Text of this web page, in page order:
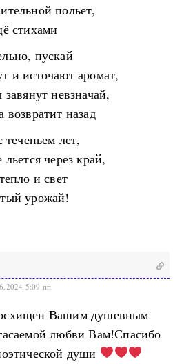
польет,
стихами
пускай
и источают аромат,
невзначай,
назад
лет,
через край,
и свет
урожай!
5:09 пп
Вашим душевным
любви Вам!Спасибо
души